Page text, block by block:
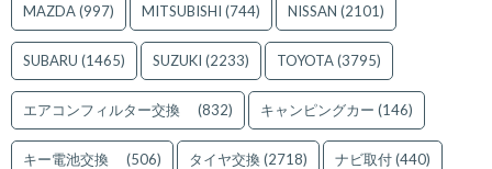
MAZDA(997) MITSUBISHI (744) NISSAN (2101)
SUBARU (1465) SUZUKI (2233) TOYOTA(3795)
エアコンフィルター交換 (832) キャンピングカー (146)
キー電池交換 (506) タイヤ交換(2718) ナビ取付(440)